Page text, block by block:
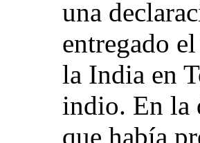
una
entregado
la India en
indio. En la
que había